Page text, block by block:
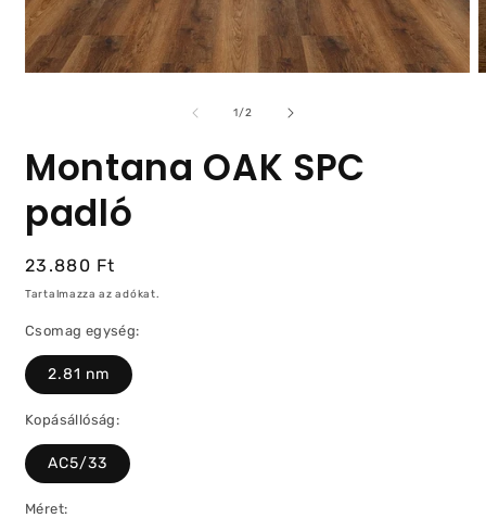
1//2
Montana OAK SPC
padló
Normál
ár
23.880 Ft
Tartalmazza az adókat.
Csomag egység:
2.81 nm
Kopásállóság:
AC5/33
Méret: